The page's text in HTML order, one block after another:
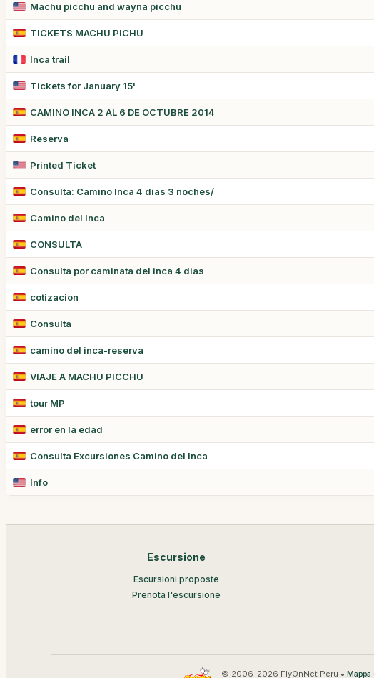
Machu picchu and wayna picchu
TICKETS MACHU PICHU
Inca trail
Tickets for January 15'
CAMINO INCA 2 AL 6 DE OCTUBRE 2014
Reserva
Printed Ticket
Consulta: Camino Inca 4 días 3 noches/
Camino del Inca
CONSULTA
Consulta por caminata del inca 4 dias
cotizacion
Consulta
camino del inca-reserva
VIAJE A MACHU PICCHU
tour MP
error en la edad
Consulta Excursiones Camino del Inca
Info
Escursione
Escursioni proposte
Prenota l'escursione
© 2006-2026 FlyOnNet Peru • Mappa